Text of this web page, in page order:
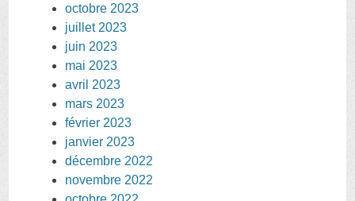
octobre 2023
juillet 2023
juin 2023
mai 2023
avril 2023
mars 2023
février 2023
janvier 2023
décembre 2022
novembre 2022